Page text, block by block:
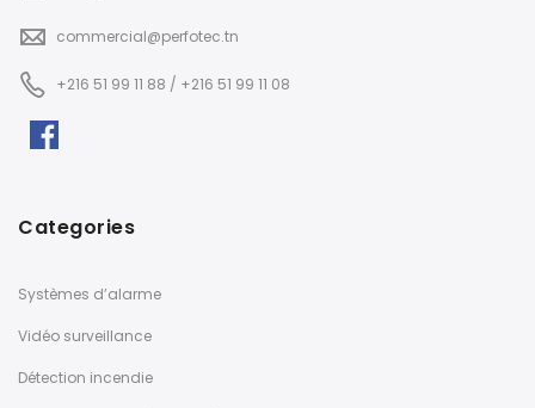
commercial@perfotec.tn
+216 51 99 11 88 / +216 51 99 11 08
Categories
Systèmes d’alarme
Vidéo surveillance
Détection incendie